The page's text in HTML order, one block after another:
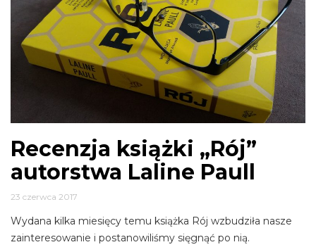
Recenzja książki „Rój”
autorstwa Laline Paull
23 czerwca 2017
Wydana kilka miesięcy temu książka Rój wzbudziła nasze
zainteresowanie i postanowiliśmy sięgnąć po nią.